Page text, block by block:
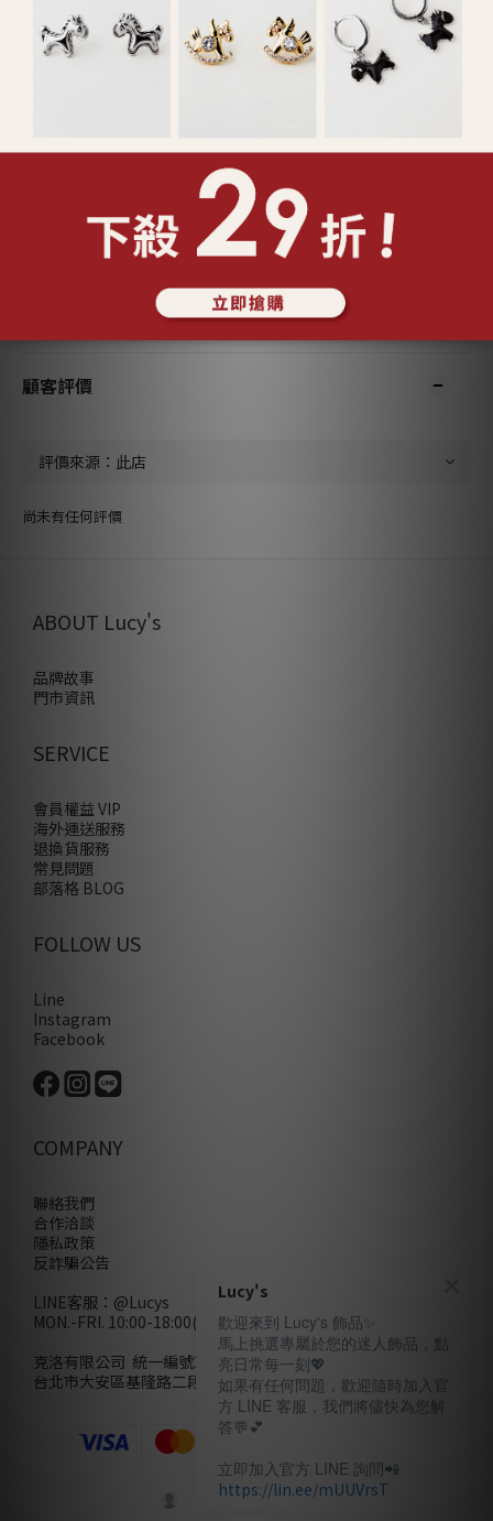
了解更多
顧客評價
尚未有任何評價
ABOUT Lucy's
品牌故事
門市資訊
SERVICE
會員權益 VIP
海外運送服務
退換貨服務
常見問題
部落格 BLOG
FOLLOW US
Line
Instagram
Facebook
COMPANY
聯絡我們
合作洽談
隱私政策
反詐騙公告
LINE客服： @Lucys
MON.-FRI. 10:00-18:00(不含例假日)
克洛有限公司 統一編號28858320
台北市大安區基隆路二段110號10樓
Lucy's
歡迎來到 Lucy's 飾品✨
馬上挑選專屬於您的迷人飾品，點
亮日常每一刻💖
如果有任何問題，歡迎隨時加入官
方 LINE 客服，我們將儘快為您解
答💬💕
立即加入官方 LINE 詢問📲
https://lin.ee/mUUVrsT